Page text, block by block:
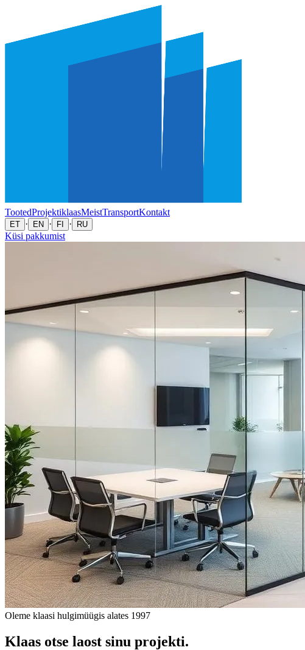
TootedProjektiklaasMeistTransportKontakt
ET · EN · FI · RU
Küsi pakkumist
Oleme klaasi hulgimüügis alates 1997
Klaas otse laost sinu projekti.